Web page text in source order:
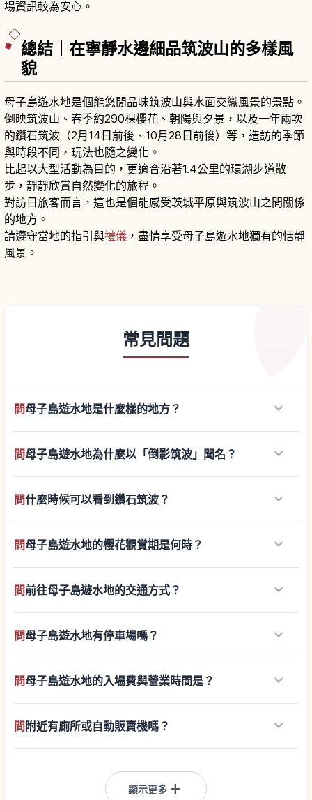
場資訊較為安心。
總結｜在寧靜水邊細品筑波山的多樣風
貌
母子島遊水地是個能悠閒品味筑波山與水面交織風景的景點。
倒映筑波山、春季約290棵櫻花、朝陽與夕景，以及一年兩次
的鑽石筑波（2月14日前後、10月28日前後）等，造訪的季節
與時段不同，玩法也隨之變化。
比起以大型活動為目的，更適合沿著1.4公里的環湖步道散
步，靜靜欣賞自然變化的旅程。
對訪日旅客而言，這也是個能感受茨城平原與筑波山之間關係
的地方。
請遵守當地的指引與禮儀 ，盡情享受母子島遊水地獨有的恬靜
風景。
常見問題
問母子島遊水地是什麼樣的地方？ keyboard_arrow_down
問母子島遊水地為什麼以「倒影筑波」聞名？ keyboard_arrow_down
問什麼時候可以看到鑽石筑波？ keyboard_arrow_down
問母子島遊水地的櫻花觀賞期是何時？ keyboard_arrow_down
問前往母子島遊水地的交通方式？ keyboard_arrow_down
問母子島遊水地有停車場嗎？ keyboard_arrow_down
問母子島遊水地的入場費與營業時間是？ keyboard_arrow_down
問 附近有廁所或自動販賣機嗎？ keyboard_arrow_down
顯示更多 add